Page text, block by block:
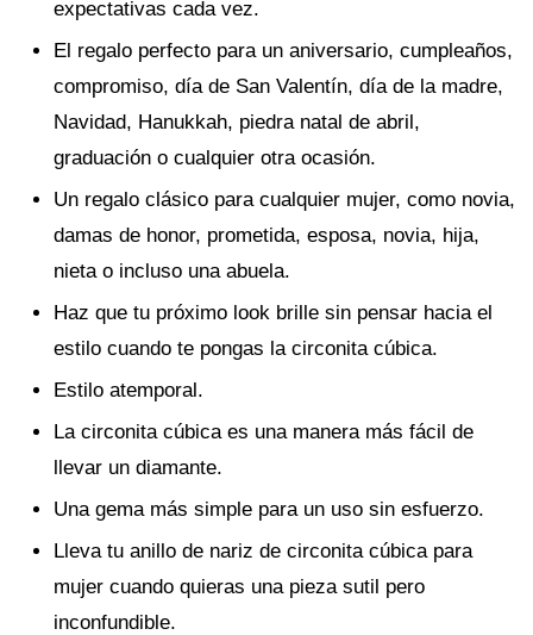
expectativas cada vez.
El regalo perfecto para un aniversario, cumpleaños,
compromiso, día de San Valentín, día de la madre,
Navidad, Hanukkah, piedra natal de abril,
graduación o cualquier otra ocasión.
Un regalo clásico para cualquier mujer, como novia,
damas de honor, prometida, esposa, novia, hija,
nieta o incluso una abuela.
Haz que tu próximo look brille sin pensar hacia el
estilo cuando te pongas la circonita cúbica.
Estilo atemporal.
La circonita cúbica es una manera más fácil de
llevar un diamante.
Una gema más simple para un uso sin esfuerzo.
Lleva tu anillo de nariz de circonita cúbica para
mujer cuando quieras una pieza sutil pero
inconfundible.